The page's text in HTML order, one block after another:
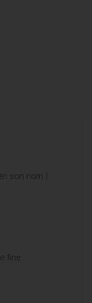
son nom !
fine